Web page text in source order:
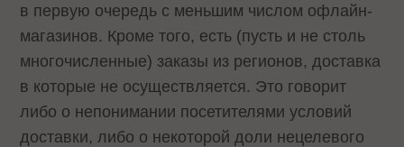
в первую очередь с меньшим числом офлайн-
магазинов. Кроме того, есть (пусть и не столь
многочисленные) заказы из регионов, доставка
в которые не осуществляется. Это говорит
либо о непонимании посетителями условий
доставки, либо о некоторой доли нецелевого